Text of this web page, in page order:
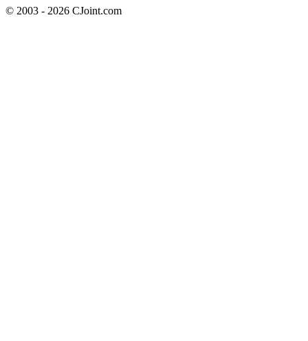
© 2003 - 2026 CJoint.com